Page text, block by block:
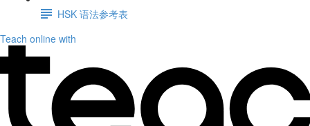
HSK 语法参考表
Teach online with